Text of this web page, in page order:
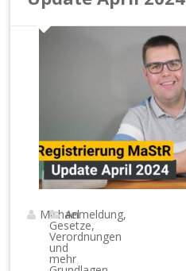
MichaelAnmeldung,
Gesetze,
Verordnungen
und
mehr,